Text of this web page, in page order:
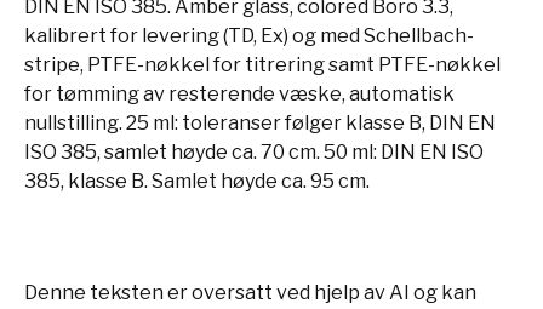
DIN EN ISO 385. Amber glass, colored Boro 3.3,
kalibrert for levering (TD, Ex) og med Schellbach-
stripe, PTFE-nøkkel for titrering samt PTFE-nøkkel
for tømming av resterende væske, automatisk
nullstilling. 25 ml: toleranser følger klasse B, DIN EN
ISO 385, samlet høyde ca. 70 cm. 50 ml: DIN EN ISO
385, klasse B. Samlet høyde ca. 95 cm.
Denne teksten er oversatt ved hjelp av AI og kan